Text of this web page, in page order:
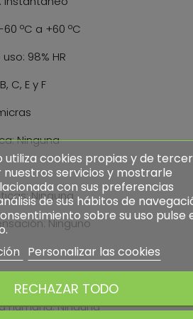
ºC a +60 ºC
98% HR
C, E y F
Ninguna
Ninguna
Ninguno
Despreciables
humana: Ninguna
utiliza cookies propias y de
servicios y mostrarle
con sus preferencias
de sus hábitos de
sobre su uso pulse
Personalizar las cookies
RECHAZAR TODO